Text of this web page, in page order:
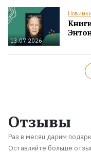
13.07.2026
Отзывы
Раз в месяц дарим
Оставляйте больше